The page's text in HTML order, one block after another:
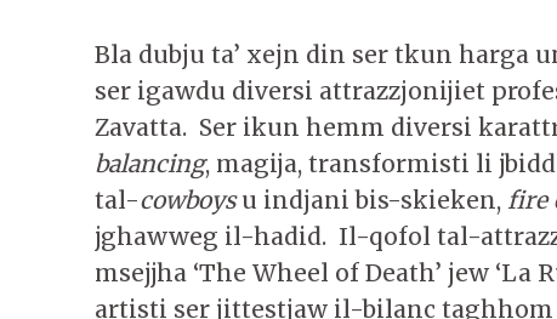
Bla dubju ta’ xejn din ser tkun harga
ser igawdu diversi attrazzjonijiet
Zavatta. Ser ikun hemm diversi
balancing, magija, transformisti li
tal-cowboysu indjani bis-skieken, fire
jghawweg il-hadid. Il-qofol tal-
msejjha ‘The Wheel of Death’ jew
artisti ser jittestjaw il-bilanc